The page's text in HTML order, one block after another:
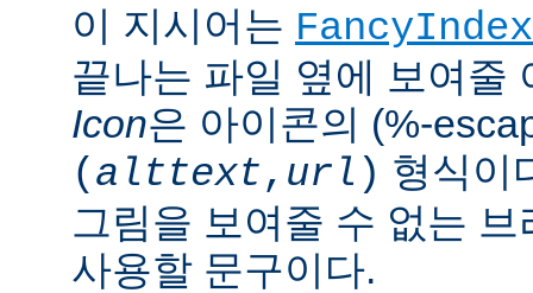
이 지시어는
끝나는 파일 옆에 보여줄
Icon은 아이콘의 (%-
( alttext, url ) 형식이
그림을 보여줄 수 없는
사용할 문구이다.